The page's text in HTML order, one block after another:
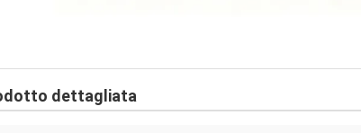
dettagliata